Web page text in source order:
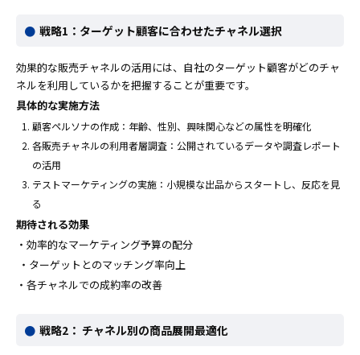
戦略1：ターゲット顧客に合わせたチャネル選択
効果的な販売チャネルの活用には、自社のターゲット顧客がどのチャ
ネルを利用しているかを把握することが重要です。
具体的な実施方法
顧客ペルソナの作成：年齢、性別、興味関心などの属性を明確化
各販売チャネルの利用者層調査：公開されているデータや調査レポート
の活用
テストマーケティングの実施：小規模な出品からスタートし、反応を見
る
期待される効果
・効率的なマーケティング予算の配分
・ターゲットとのマッチング率向上
・各チャネルでの成約率の改善
戦略2： チャネル別の商品展開最適化